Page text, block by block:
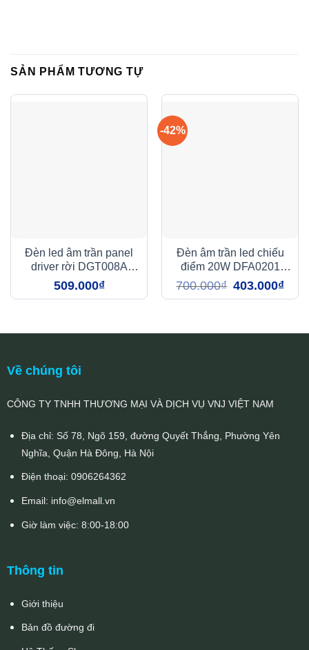
SẢN PHẨM TƯƠNG TỰ
Đèn led âm trần panel
driver rời DGT008A
Duhal
509.000₫
-42%
Đèn âm trần led chiếu
điểm 20W DFA0201
Duhal
700.000₫
Giá
gốc
là:
403.000₫Giá
hiện
tại
Về chúng tôi
CÔNG TY TNHH THƯƠNG MẠI VÀ DỊCH VỤ VNJ VIỆT NAM
Địa chỉ: Số 78, Ngõ 159, đường Quyết Thắng, Phường Yên
Nghĩa, Quận Hà Đông, Hà Nội
Điện thoại: 0906264362
Email: info@elmall.vn
Giờ làm việc: 8:00-18:00
Thông tin
Giới thiệu
Bản đồ đường đi